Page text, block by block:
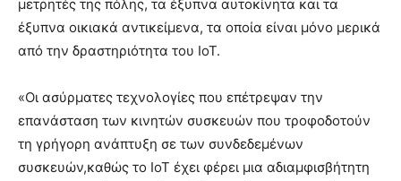
μετρητές της πόλης, τα έξυπνα αυτοκίνητα και τα
έξυπνα οικιακά αντικείμενα, τα οποία είναι μόνο μερικά
από την δραστηριότητα του IoT.
«Οι ασύρματες τεχνολογίες που επέτρεψαν την
επανάσταση των κινητών συσκευών που τροφοδοτούν
τη γρήγορη ανάπτυξη σε των συνδεδεμένων
συσκευών,καθώς το IoT έχει φέρει μια αδιαμφισβήτητη